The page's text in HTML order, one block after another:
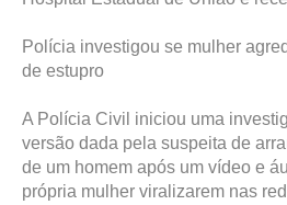
Polícia investigou se mulher
de estupro
A Polícia Civil iniciou uma
versão dada pela suspeita de
de um homem após um vídeo e
própria mulher viralizarem nas